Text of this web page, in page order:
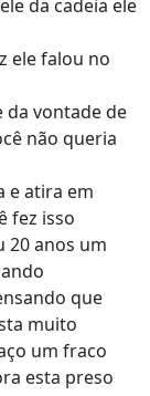
da cadeia ele
ele falou no
da vontade de
não queria
e atira em
fez isso
20 anos um
que
muito
um fraco
esta preso